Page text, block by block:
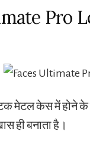
Pro
मेटल केस में होने
ही बनाता है।